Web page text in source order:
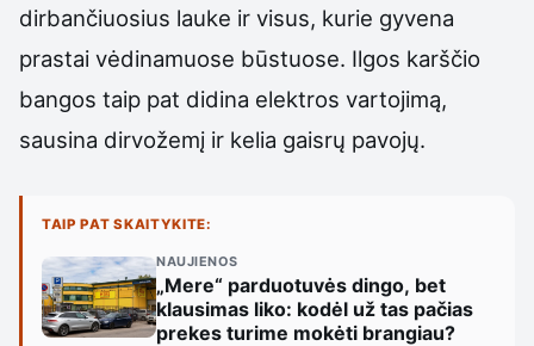
dirbančiuosius lauke ir visus, kurie gyvena
prastai vėdinamuose būstuose. Ilgos karščio
bangos taip pat didina elektros vartojimą,
sausina dirvožemį ir kelia gaisrų pavojų.
TAIP PAT SKAITYKITE:
NAUJIENOS
„Mere“ parduotuvės dingo, bet
klausimas liko: kodėl už tas pačias
prekes turime mokėti brangiau?